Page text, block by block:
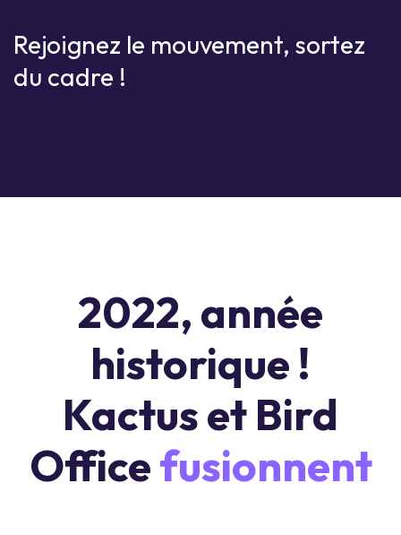
Rejoignez le mouvement, sortez
du cadre !
2022, année
historique !
Kactus et Bird
Officefusionnent